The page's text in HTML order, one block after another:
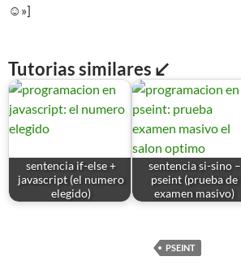
☺»]
Tutorias similares ↙
sentencia if-else +
javascript (el numero
elegido)
sentencia si-sino –
pseint (prueba de
examen masivo)
PSEINT